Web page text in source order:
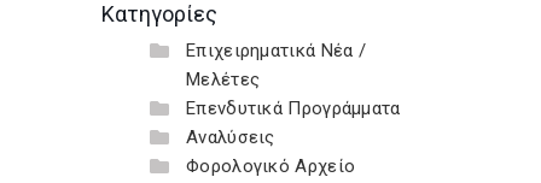
Κατηγορίες
Επιχειρηματικά Νέα /
Μελέτες
Επενδυτικά Προγράμματα
Αναλύσεις
Φορολογικό Αρχείο